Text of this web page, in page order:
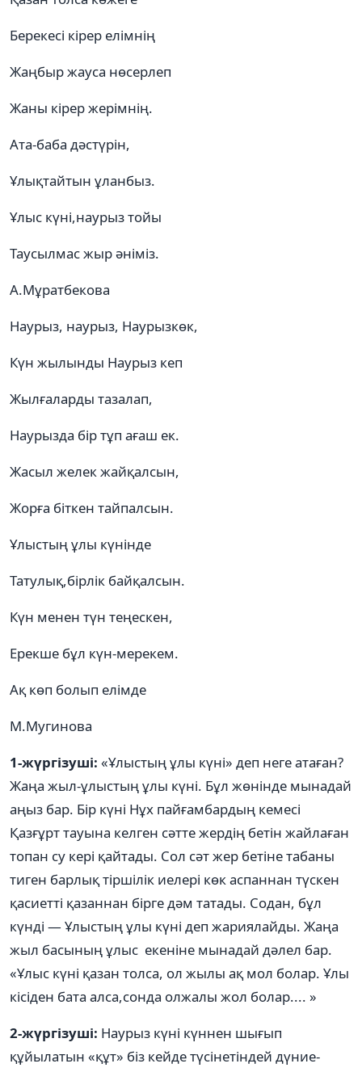
Берекесі кірер елімнің
Жаңбыр жауса нөсерлеп
Жаны кірер жерімнің.
Ата-баба дәстүрін,
Ұлықтайтын ұланбыз.
Ұлыс күні,наурыз тойы
Таусылмас жыр әніміз.
А.Мұратбекова
Наурыз, наурыз, Наурызкөк,
Күн жылынды Наурыз кеп
Жылғаларды тазалап,
Наурызда бір тұп ағаш ек.
Жасыл желек жайқалсын,
Жорға біткен тайпалсын.
Ұлыстың ұлы күнінде
Татулық,бірлік байқалсын.
Күн менен түн теңескен,
Ерекше бұл күн-мерекем.
Ақ көп болып елімде
М.Мугинова
1-жүргізуші: «Ұлыстың ұлы күні» деп неге атаған?
Жаңа жыл-ұлыстың ұлы күні. Бұл жөнінде мынадай
аңыз бар. Бір күні Нұх пайғамбардың кемесі
Қазғұрт тауына келген сәтте жердің бетін жайлаған
топан су кері қайтады. Сол сәт жер бетіне табаны
тиген барлық тіршілік иелері көк аспаннан түскен
қасиетті қазаннан бірге дәм татады. Содан, бұл
күнді — Ұлыстың ұлы күні деп жариялайды. Жаңа
жыл басының ұлыс екеніне мынадай дәлел бар.
«Ұлыс күні қазан толса, ол жылы ақ мол болар. Ұлы
кісіден бата алса,сонда олжалы жол болар.... »
2-жүргізуші: Наурыз күні күннен шығып
құйылатын «құт» біз кейде түсінетіндей дүние-